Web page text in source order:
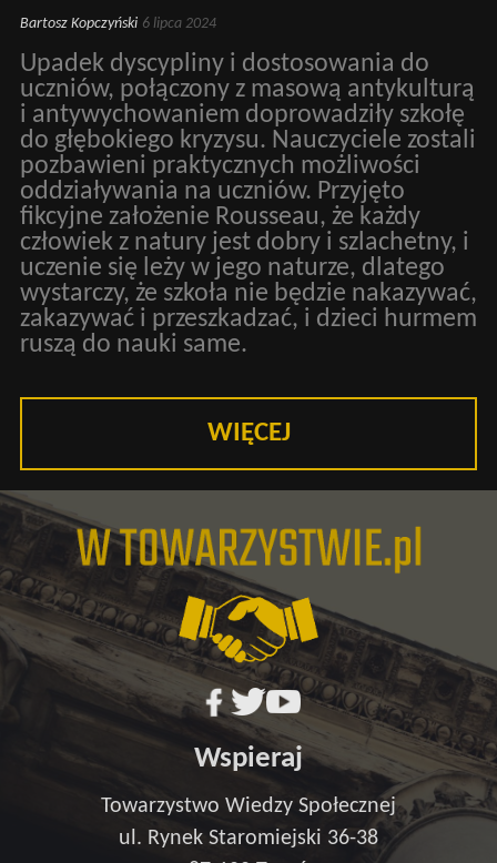
Bartosz Kopczyński 6 lipca 2024
Upadek dyscypliny i dostosowania do
uczniów, połączony z masową antykulturą
i antywychowaniem doprowadziły szkołę
do głębokiego kryzysu. Nauczyciele zostali
pozbawieni praktycznych możliwości
oddziaływania na uczniów. Przyjęto
fikcyjne założenie Rousseau, że każdy
człowiek z natury jest dobry i szlachetny, i
uczenie się leży w jego naturze, dlatego
wystarczy, że szkoła nie będzie nakazywać,
zakazywać i przeszkadzać, i dzieci hurmem
ruszą do nauki same.
WIĘCEJ
Wspieraj
Towarzystwo Wiedzy Społecznej
ul. Rynek Staromiejski 36-38